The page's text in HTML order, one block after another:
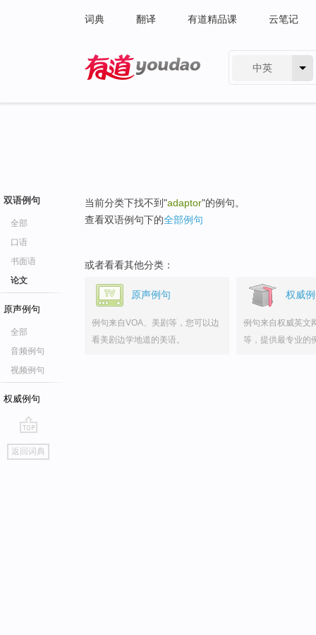
词典 翻译 有道精品课 云笔记
中英
双语例句
全部
口语
书面语
论文
原声例句
全部
音频例句
视频例句
权威例句
go
top
返回词典
当前分类下找不到"adaptor"的例句。
查看双语例句下的全部例句
或者看看其他分类：
原声例句
例句来自VOA、美剧等，您可以边
看美剧边学地道的美语。
权威
例句来自权威英文
等，提供最专业的